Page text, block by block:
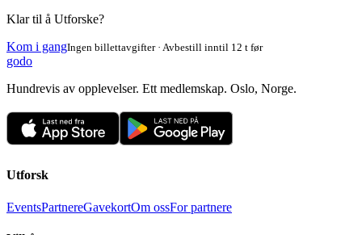
Klar til å Utforske?
Kom i gangIngen billettavgifter · Avbestill inntil 12 t før
godo
Hundrevis av opplevelser. Ett medlemskap. Oslo, Norge.
Utforsk
EventsPartnereGavekortOm ossFor partnere